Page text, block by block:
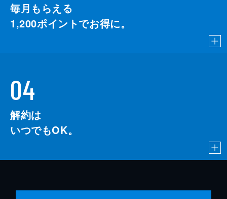
毎月もらえる
1,200ポイントでお得に。
04
解約は
いつでもOK。